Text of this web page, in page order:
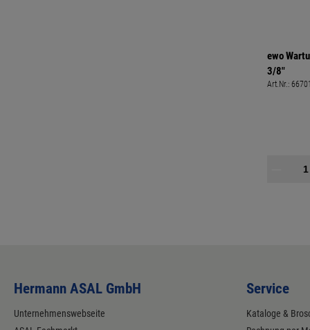
ewo
3/8"
Art.Nr.:
Hermann ASAL GmbH
Unternehmenswebseite
Service
Kataloge &